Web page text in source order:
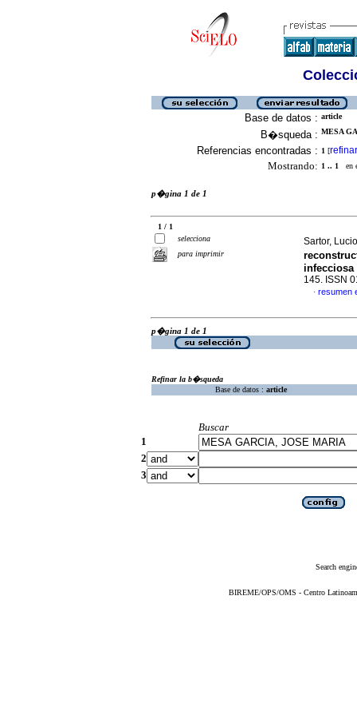
Base de datos : article
B�squeda : MESA
Referencias encontradas : 1 [refinar
Mostrando: 1 .. 1 en
p�gina 1 de 1
1 / 1
selecciona
para imprimir
Sartor,
infecciosa
145. ISSN
· resumen
p�gina 1 de 1
Refinar la b�squeda
Base de datos : article
Buscar
1
2
3
Search
BIREME/OPS/OMS - Centro